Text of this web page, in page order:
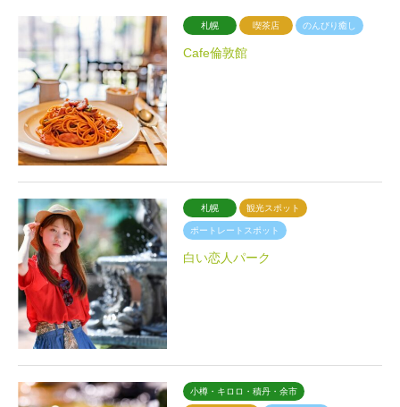
札幌 喫茶店 のんびり癒し
Cafe倫敦館
札幌 観光スポット
ポートレートスポット
白い恋人パーク
小樽・キロロ・積丹・余市